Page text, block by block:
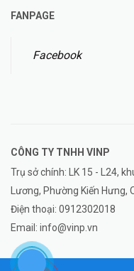
FANPAGE
Facebook
CÔNG TY TNHH VINP
Trụ sở chính: LK 15 - L24,
Lương, Phường Kiến Hưng,
Điện thoại: 0912302018
Email: info@vinp.vn